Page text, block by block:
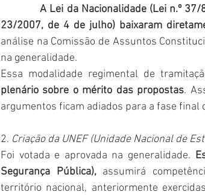
A Lei da Nacionalidade (Lei n.º
23/2007, de 4 de julho) baixaram
análise na Comissão de Assuntos
na generalidade.
Essa modalidade regimental de
plenário sobre o mérito das propostas.
argumentos ficam adiados para a fase final
2. Criação da UNEF (Unidade Nacional de
Foi votada e aprovada na generalidade.
Segurança Pública), assumirá
território nacional, anteriormente